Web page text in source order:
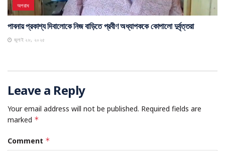
অপরাধ
পাবনায় প্রকাশ্য দিবালোকে নিজ বাড়িতে প্রবীণ অধ্যাপককে কোপালো দুর্বৃত্তরা
জুলাই ২৮, ২০২৫
Leave a Reply
Your email address will not be published. Required fields are
marked *
Comment *